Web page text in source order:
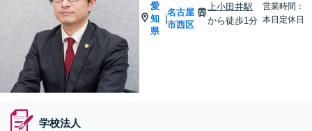
愛
知
県
|
名古屋
市西区
上小田井駅
から徒歩1分
営業時間：
本日定休日
学校法人